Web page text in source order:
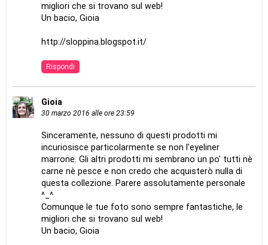
migliori che si trovano sul web!
Un bacio, Gioia
http://sloppina.blogspot.it/
Rispondi
Gioia
30 marzo 2016 alle ore 23:59
Sinceramente, nessuno di questi prodotti mi
incuriosisce particolarmente se non l'eyeliner
marrone. Gli altri prodotti mi sembrano un po' tutti nè
carne nè pesce e non credo che acquisterò nulla di
questa collezione. Parere assolutamente personale
^_^
Comunque le tue foto sono sempre fantastiche, le
migliori che si trovano sul web!
Un bacio, Gioia